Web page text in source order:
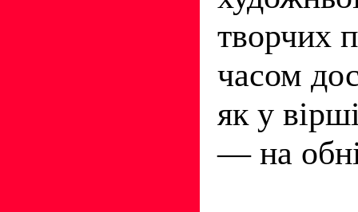
творчих
часом
як у
— на